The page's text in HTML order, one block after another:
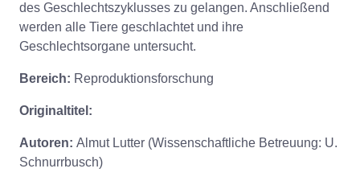
des Geschlechtszyklusses zu gelangen. Anschließend
werden alle Tiere geschlachtet und ihre
Geschlechtsorgane untersucht.
Bereich: Reproduktionsforschung
Originaltitel:
Autoren: Almut Lutter (Wissenschaftliche Betreuung: U.
Schnurrbusch)